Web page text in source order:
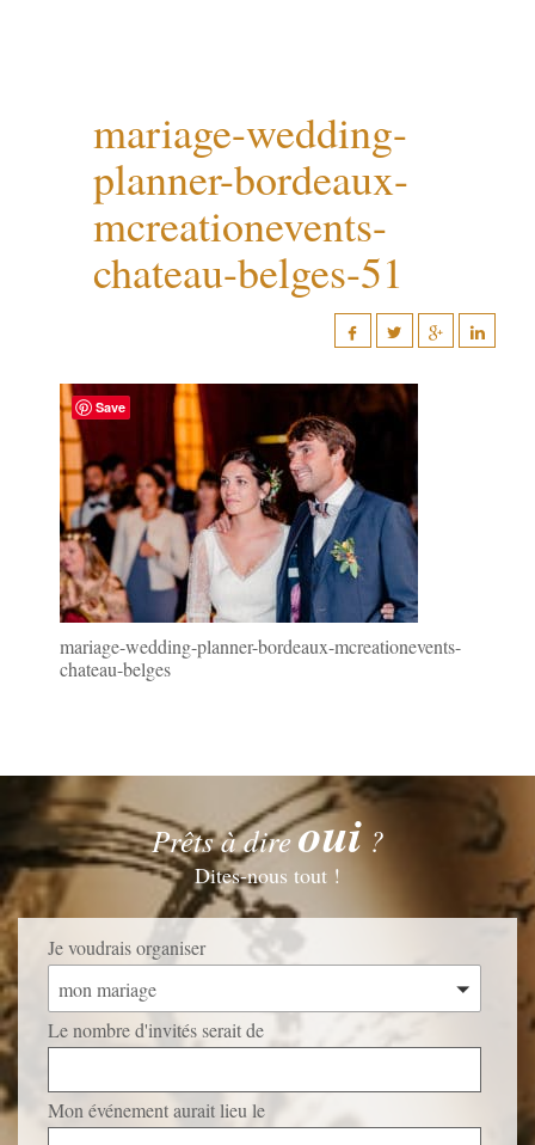
mariage-wedding-
planner-bordeaux-
mcreationevents-
chateau-belges-51
mariage-wedding-planner-bordeaux-mcreationevents-
chateau-belges
Prêts à direoui ?
Dites-nous tout !
Je voudrais organiser
mon mariage
Le nombre d'invités serait de
Mon événement aurait lieu le
Save